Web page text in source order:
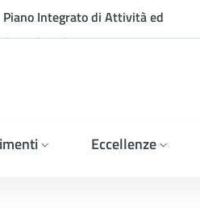
Piano Integrato di Attività ed
Organizzazione
Eccellenze